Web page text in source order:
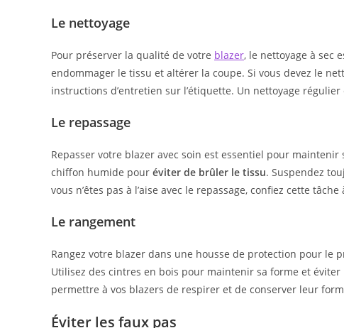
Le nettoyage
Pour préserver la qualité de votre blazer, le nettoyage à sec
endommager le tissu et altérer la coupe. Si vous devez le
instructions d’entretien sur l’étiquette. Un nettoyage
Le repassage
Repasser votre blazer avec soin est essentiel pour
chiffon humide pour éviter de brûler le tissu. Suspendez
vous n’êtes pas à l’aise avec le repassage, confiez cette
Le rangement
Rangez votre blazer dans une housse de protection pour
Utilisez des cintres en bois pour maintenir sa forme et
permettre à vos blazers de respirer et de conserver leur
Éviter les faux pas